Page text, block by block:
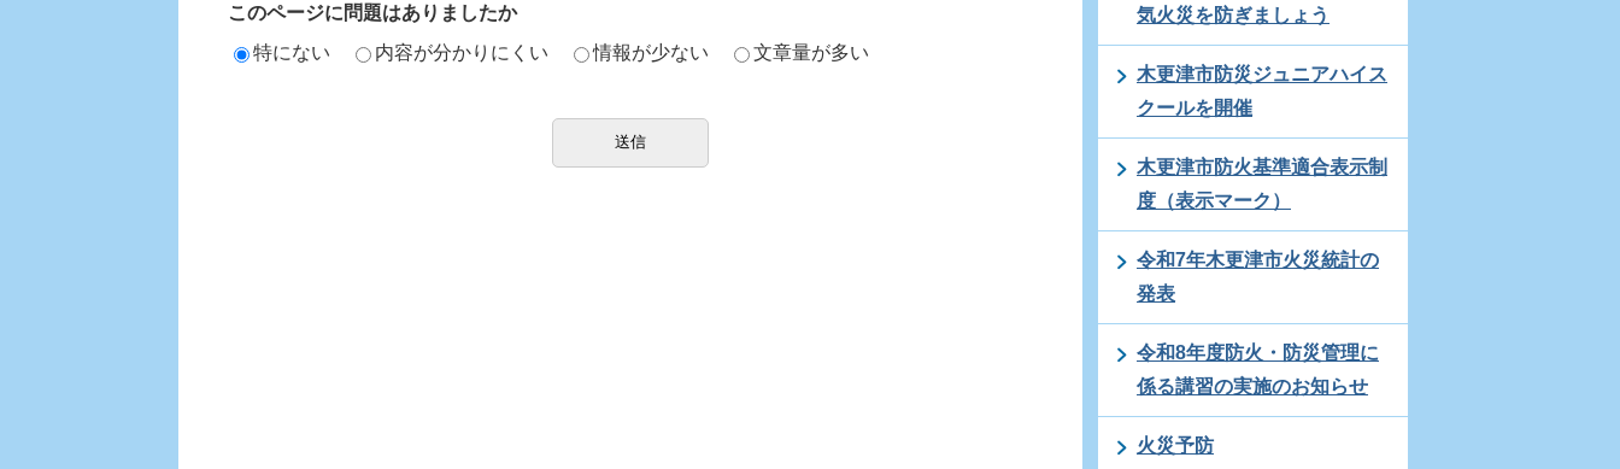
このページに問題はありましたか
特にない
内容が分かりにくい 情報が少ない 文章量が多い
気火災を防ぎましょう
木更津市防災ジュニアハイス
クールを開催
木更津市防火基準適合表示制
度（表示マーク）
令和7年木更津市火災統計の
発表
令和8年度防火・防災管理に
係る講習の実施のお知らせ
火災予防